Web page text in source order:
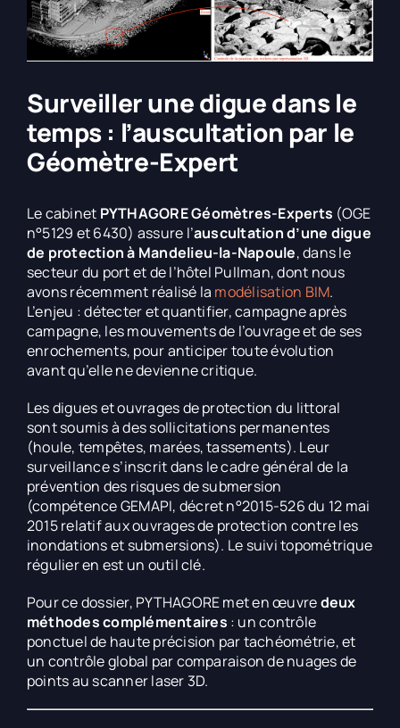
Surveiller une digue dans le
temps : l’auscultation par le
Géomètre-Expert
Le cabinet PYTHAGORE Géomètres-Experts (OGE
n°5129 et 6430) assure l’auscultation d’une digue
de protection à Mandelieu-la-Napoule, dans le
secteur du port et de l’hôtel Pullman, dont nous
avons récemment réalisé la modélisation BIM.
L’enjeu : détecter et quantifier, campagne après
campagne, les mouvements de l’ouvrage et de ses
enrochements, pour anticiper toute évolution
avant qu’elle ne devienne critique.
Les digues et ouvrages de protection du littoral
sont soumis à des sollicitations permanentes
(houle, tempêtes, marées, tassements). Leur
surveillance s’inscrit dans le cadre général de la
prévention des risques de submersion
(compétence GEMAPI, décret n°2015-526 du 12 mai
2015 relatif aux ouvrages de protection contre les
inondations et submersions). Le suivi topométrique
régulier en est un outil clé.
Pour ce dossier, PYTHAGORE met en œuvredeux
méthodes complémentaires : un contrôle
ponctuel de haute précision par tachéométrie, et
un contrôle global par comparaison de nuages de
points au scanner laser 3D.